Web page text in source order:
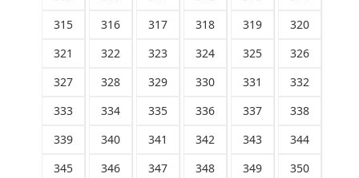
315
316 317 318 319
320
321
322 323 324 325
326
327
328 329 330 331
332
333
334 335 336 337
338
339
340 341 342 343
344
345
346 347 348 349
350